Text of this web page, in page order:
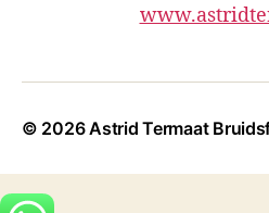
© 2026Astrid Termaat